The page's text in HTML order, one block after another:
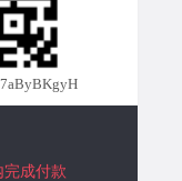
完成付款